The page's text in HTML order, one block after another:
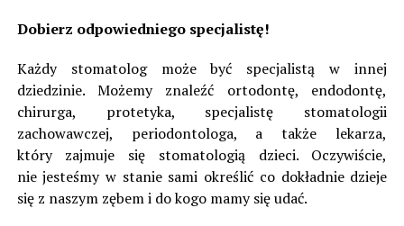
Dobierz odpowiedniego specjalistę!
Każdy stomatolog może być specjalistą w innej
dziedzinie. Możemy znaleźć ortodontę, endodontę,
chirurga, protetyka, specjalistę stomatologii
zachowawczej, periodontologa, a także lekarza,
który zajmuje się stomatologią dzieci. Oczywiście,
nie jesteśmy w stanie sami określić co dokładnie dzieje
się z naszym zębem i do kogo mamy się udać.